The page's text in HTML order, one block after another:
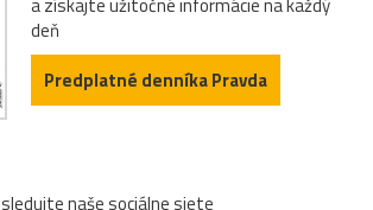
deň
Predplatné denníka Pravda
sledujte naše sociálne siete